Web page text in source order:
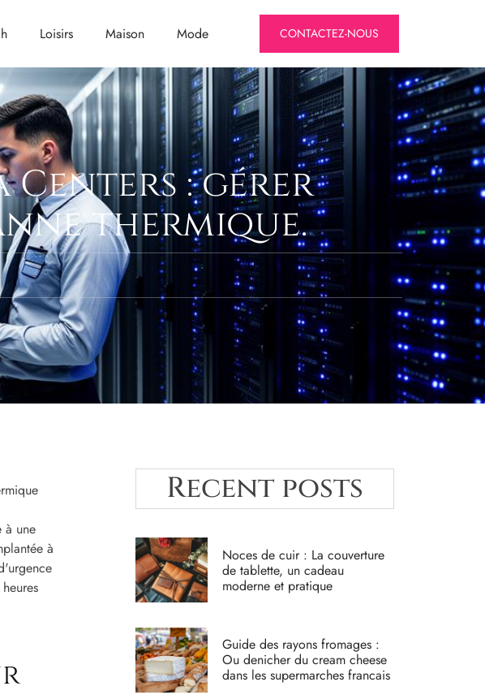
Loisirs Maison Mode CONTACTEZ-NOUS
Centers : gérer
thermique.
à une
à
Recent posts
Noces de cuir : La couverture
de tablette, un cadeau
moderne et pratique
Guide des rayons fromages :
Ou denicher du cream cheese
dans les supermarches francais